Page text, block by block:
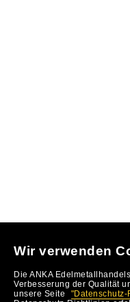
Wir verwenden
Die ANKA
Verbesserung der Qualität
unsere Seite